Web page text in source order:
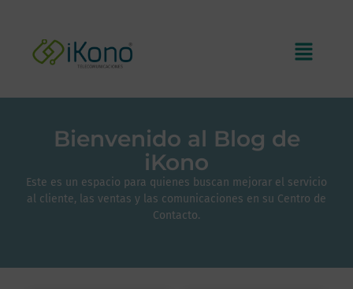
Bienvenido al Blog de
iKono
Este es un espacio para quienes buscan mejorar el servicio
al cliente, las ventas y las comunicaciones en su Centro de
Contacto.